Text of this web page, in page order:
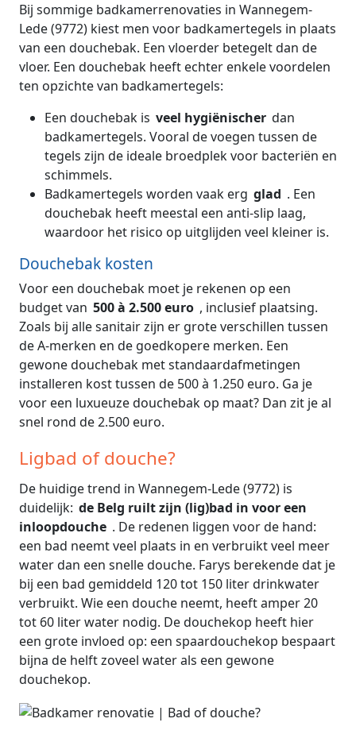
Bij sommige badkamerrenovaties in Wannegem-
Lede (9772) kiest men voor badkamertegels in plaats
van een douchebak. Een vloerder betegelt dan de
vloer. Een douchebak heeft echter enkele voordelen
ten opzichte van badkamertegels:
Een douchebak is veel hygiënischer dan
badkamertegels. Vooral de voegen tussen de
tegels zijn de ideale broedplek voor bacteriën en
schimmels.
Badkamertegels worden vaak erg glad . Een
douchebak heeft meestal een anti-slip laag,
waardoor het risico op uitglijden veel kleiner is.
Douchebak kosten
Voor een douchebak moet je rekenen op een
budget van 500 à 2.500 euro , inclusief plaatsing.
Zoals bij alle sanitair zijn er grote verschillen tussen
de A-merken en de goedkopere merken. Een
gewone douchebak met standaardafmetingen
installeren kost tussen de 500 à 1.250 euro. Ga je
voor een luxueuze douchebak op maat? Dan zit je al
snel rond de 2.500 euro.
Ligbad of douche?
De huidige trend in Wannegem-Lede (9772) is
duidelijk: de Belg ruilt zijn (lig)bad in voor een
inloopdouche . De redenen liggen voor de hand:
een bad neemt veel plaats in en verbruikt veel meer
water dan een snelle douche. Farys berekende dat je
bij een bad gemiddeld 120 tot 150 liter drinkwater
verbruikt. Wie een douche neemt, heeft amper 20
tot 60 liter water nodig. De douchekop heeft hier
een grote invloed op: een spaardouchekop bespaart
bijna de helft zoveel water als een gewone
douchekop.